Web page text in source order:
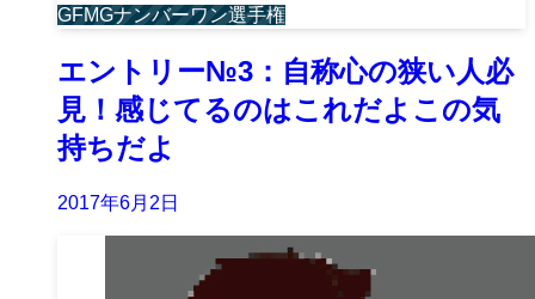
GFMGナンバーワン選手権
エントリー№3：自称心の狭い人必
見！感じてるのはこれだよこの気
持ちだよ
2017年6月2日